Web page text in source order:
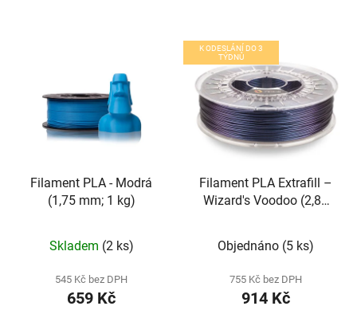
Filament PLA - Modrá
(1,75 mm; 1 kg)
Skladem (2 ks)
545 Kč bez DPH
659 Kč
K ODESLÁNÍ DO 3
TÝDNŮ
Filament PLA Extrafill –
Wizard's Voodoo (2,85
Objednáno (5 ks)
755 Kč bez DPH
914 Kč